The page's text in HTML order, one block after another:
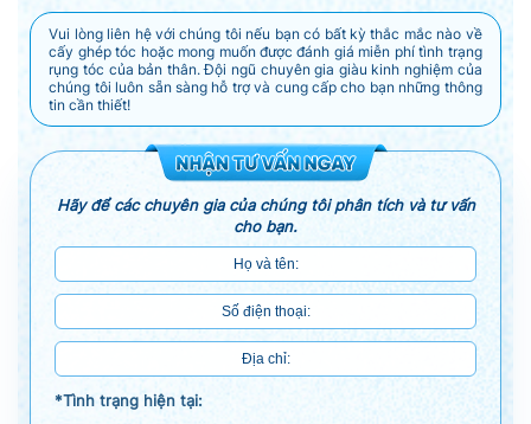
Vui lòng liên hệ với chúng tôi nếu bạn có bất kỳ thắc mắc nào về
cấy ghép tóc hoặc mong muốn được đánh giá miễn phí tình trạng
rụng tóc của bản thân. Đội ngũ chuyên gia giàu kinh nghiệm của
chúng tôi luôn sẵn sàng hỗ trợ và cung cấp cho bạn những thông
tin cần thiết!
Hãy để các chuyên gia của chúng tôi phân tích và tư vấn
cho bạn.
*Tình trạng hiện tại: